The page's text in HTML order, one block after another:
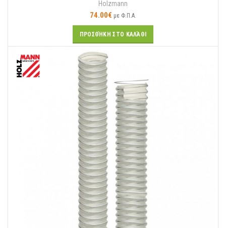
Holzmann
74.00€ με Φ.Π.Α.
ΠΡΟΣΘΉΚΗ ΣΤΟ ΚΑΛΆΘΙ